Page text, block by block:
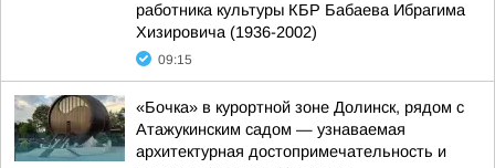
работника культуры КБР Бабаева Ибрагима
Хизировича (1936-2002)
09:15
«Бочка» в курортной зоне Долинск, рядом с
Атажукинским садом — узнаваемая
архитектурная достопримечательность и